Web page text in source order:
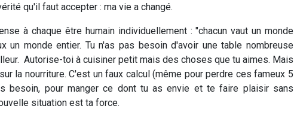
qu'il faut accepter : ma vie a changé.
à chaque être humain individuellement : "chacun vaut un monde
un monde entier. Tu n'as pas besoin d'avoir une table nombreuse
Autorise-toi à cuisiner petit mais des choses que tu aimes. Mais
la nourriture. C'est un faux calcul (même pour perdre ces fameux 5
besoin, pour manger ce dont tu as envie et te faire plaisir sans
situation est ta force.